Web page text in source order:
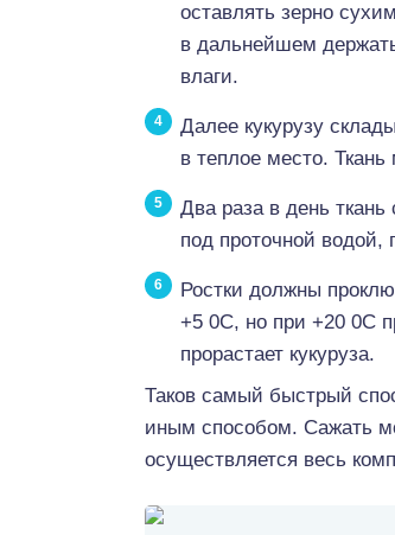
оставлять зерно
в дальнейшем
влаги.
Далее кукурузу
в теплое место.
Два раза в день
под проточной водой,
Ростки должны
+5 0С, но при +20 0С
прорастает кукуруза.
Таков самый быстрый
иным способом. Сажать
осуществляется весь